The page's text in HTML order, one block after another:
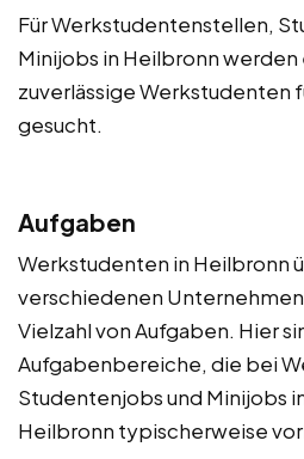
Für Werkstudentenstellen,
Minijobs in Heilbronn
zuverlässige Werkstudenten
gesucht.
Aufgaben
Werkstudenten in Heilbronn
verschiedenen
Vielzahl von Aufgaben. Hier
Aufgabenbereiche, die bei
Studentenjobs und Minijobs
Heilbronn typischerweise